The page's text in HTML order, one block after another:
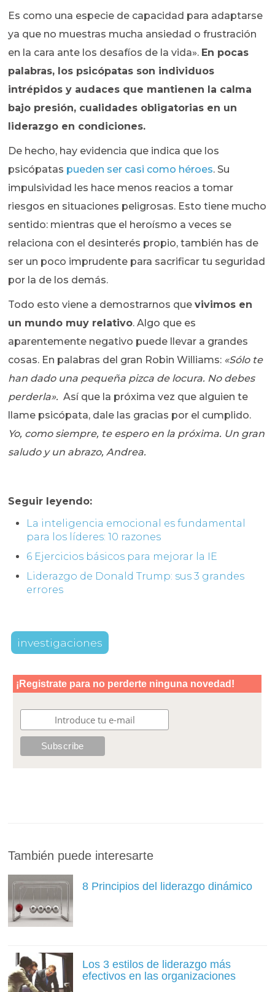
Es como una especie de capacidad para adaptarse
ya que no muestras mucha ansiedad o frustración
en la cara ante los desafíos de la vida». En pocas
palabras, los psicópatas son individuos
intrépidos y audaces que mantienen la calma
bajo presión, cualidades obligatorias en un
liderazgo en condiciones.
De hecho, hay evidencia que indica que los
psicópatas pueden ser casi como héroes. Su
impulsividad les hace menos reacios a tomar
riesgos en situaciones peligrosas. Esto tiene mucho
sentido: mientras que el heroísmo a veces se
relaciona con el desinterés propio, también has de
ser un poco imprudente para sacrificar tu seguridad
por la de los demás.
Todo esto viene a demostrarnos quevivimos en
un mundo muy relativo. Algo que es
aparentemente negativo puede llevar a grandes
cosas. En palabras del gran Robin Williams: «Sólo te
han dado una pequeña pizca de locura. No debes
perderla». Así que la próxima vez que alguien te
llame psicópata, dale las gracias por el cumplido.
Yo, como siempre, te espero en la próxima. Un gran
saludo y un abrazo, Andrea.
Seguir leyendo:
La inteligencia emocional es fundamental
para los líderes: 10 razones
6 Ejercicios básicos para mejorar la IE
Liderazgo de Donald Trump: sus 3 grandes
errores
investigaciones
También puede interesarte
8 Principios del liderazgo dinámico
Los 3 estilos de liderazgo más
efectivos en las organizaciones